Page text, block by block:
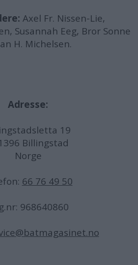
Axel Fr. Nissen-Lie,
Susannah Eeg, Bror Sonne
H. Michelsen.
Adresse:
19
Billingstad
Norge
66 76 49 50
968640860